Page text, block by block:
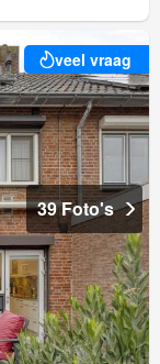
veel vraag
39 Foto's